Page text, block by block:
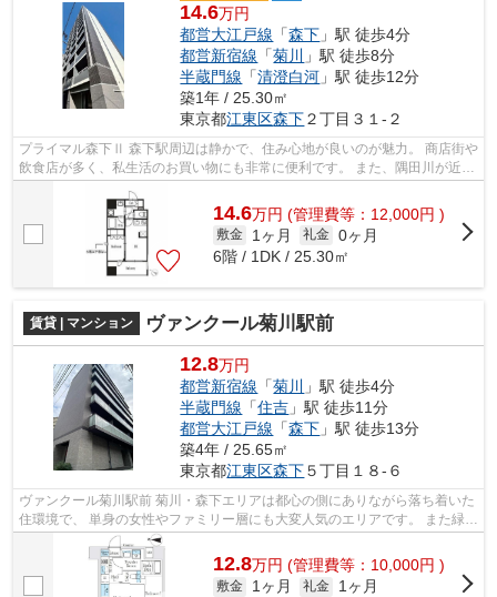
14.6万円
都営大江戸線 「森下 」駅 徒歩4分
都営新宿線 「菊川
」駅 徒歩8分
半蔵門線 「清澄白河 」駅 徒歩12分
築1年 / 25.30㎡
東京都江東区森下２丁目３１-２
プライマル森下Ⅱ 森下駅周辺は静かで、住み心地が良いのが魅力。 商店街や
飲食店が多く、私生活のお買い物にも非常に便利です。 また、隅田川が近い
14.6万円 (管理費等：12,000円 )
敷金 1ヶ月 礼金 0ヶ月
6階 / 1DK / 25.30㎡
賃貸 | マンション ヴァンクール菊川駅前
12.8万円
都営新宿線 「菊川
」駅 徒歩4分
半蔵門線 「住吉 」駅 徒歩11分
都営大江戸線 「森下 」駅 徒歩13分
築4年 / 25.65㎡
東京都江東区森下５丁目１８-６
ヴァンクール菊川駅前 菊川・森下エリアは都心の側にありながら落ち着いた
住環境で、 単身の女性やファミリー層にも大変人気のエリアです。 また緑豊
かで、穏やかな雰囲気の町並みも...
12.8万円 (管理費等：10,000円 )
敷金 1ヶ月 礼金
1ヶ月